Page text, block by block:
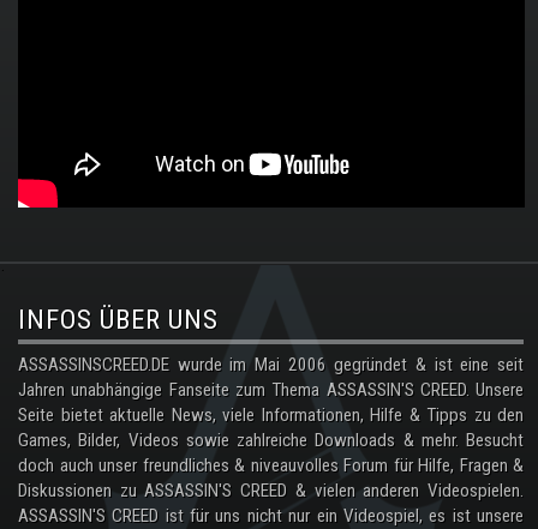
.
INFOS ÜBER UNS
ASSASSINSCREED.DE wurde im Mai 2006 gegründet & ist eine seit
Jahren unabhängige Fanseite zum Thema ASSASSIN'S CREED. Unsere
Seite bietet aktuelle News, viele Informationen, Hilfe & Tipps zu den
Games, Bilder, Videos sowie zahlreiche Downloads & mehr. Besucht
doch auch unser freundliches & niveauvolles Forum für Hilfe, Fragen &
Diskussionen zu ASSASSIN'S CREED & vielen anderen Videospielen.
ASSASSIN'S CREED ist für uns nicht nur ein Videospiel, es ist unsere